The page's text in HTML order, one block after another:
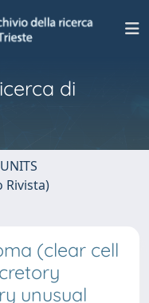
di
Rivista)
(clear cell
unusual